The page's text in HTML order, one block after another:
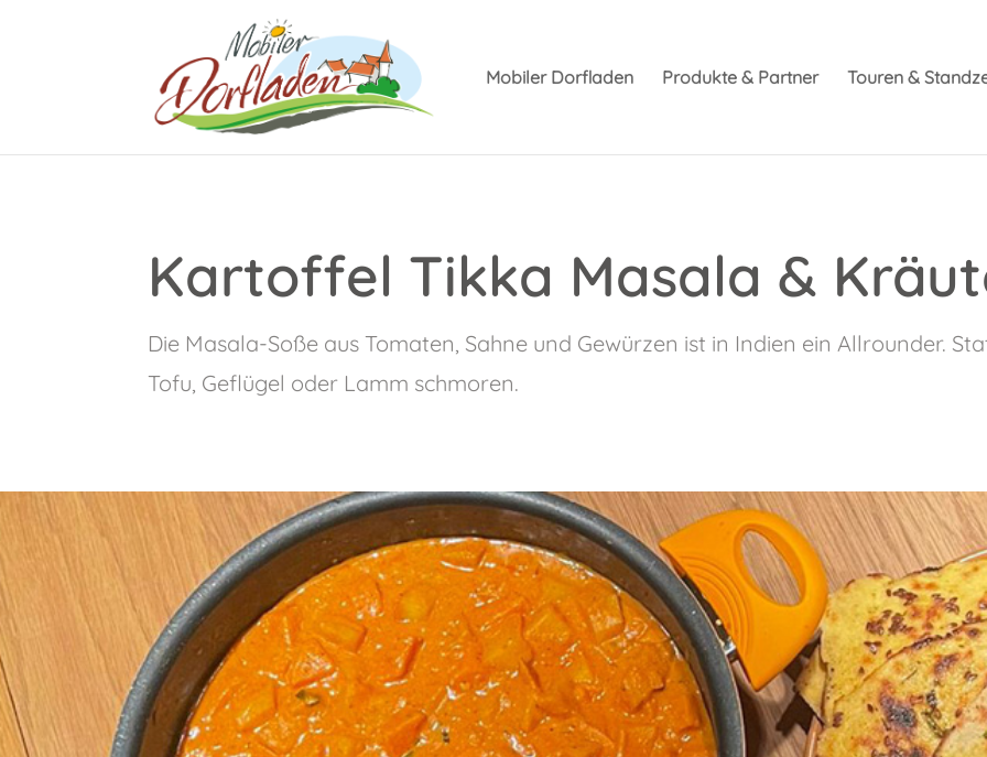
Mobiler Dorfladen Produkte & Partner Touren &
Kartoffel Tikka Masala &
Die Masala-Soße aus Tomaten, Sahne und Gewürzen ist in Indien ein Allrounder.
Tofu, Geflügel oder Lamm schmoren.